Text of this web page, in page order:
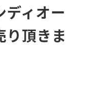
ディオー
頂きま